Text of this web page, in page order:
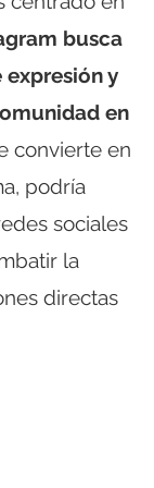
busca
y
en
convierte en
podría
sociales
la
directas